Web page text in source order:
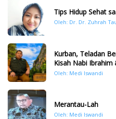
Tips Hidup Sehat
Oleh: Dr. Dr. Zuhrah
Kurban, Teladan
Kisah Nabi Ibrahim
Oleh: Medi Iswandi
Merantau-Lah
Oleh: Medi Iswandi